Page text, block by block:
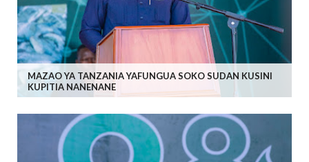
MAZAO YA TANZANIA YAFUNGUA SOKO SUDAN KUSINI
KUPITIA NANENANE